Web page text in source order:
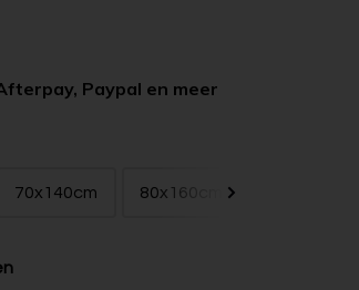
Paypal en meer
70x140cm 80x160cm